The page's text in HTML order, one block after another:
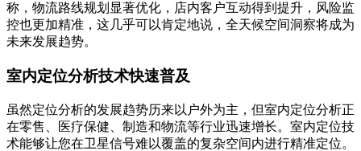
称，物流路线规划显著优化，店内客户互动得到提升，风险监
控也更加精准，这几乎可以肯定地说，全天候空间洞察将成为
未来发展趋势。
室内定位分析技术快速普及
虽然定位分析的发展趋势历来以户外为主，但室内定位分析正
在零售、医疗保健、制造和物流等行业迅速增长。室内定位技
术能够让您在卫星信号难以覆盖的复杂空间内进行精准定位。